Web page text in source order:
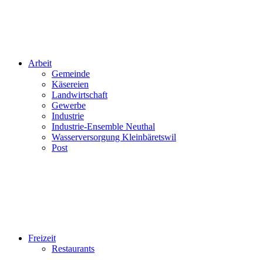
Arbeit
Gemeinde
Käsereien
Landwirtschaft
Gewerbe
Industrie
Industrie-Ensemble Neuthal
Wasserversorgung Kleinbäretswil
Post
Freizeit
Restaurants